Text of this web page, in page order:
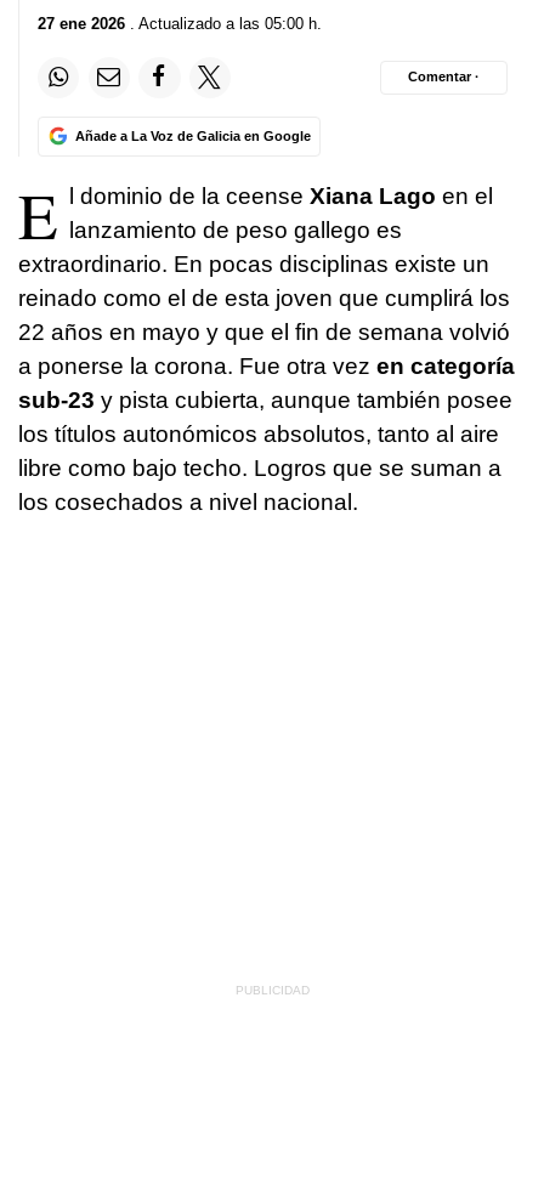
27 ene 2026 . Actualizado a las 05:00 h.
Añade a La Voz de Galicia en Google
Comentar ·
E l dominio de la ceense Xiana Lago en el
lanzamiento de peso gallego es
extraordinario. En pocas disciplinas existe un
reinado como el de esta joven que cumplirá los
22 años en mayo y que el fin de semana volvió
a ponerse la corona. Fue otra vez en categoría
sub-23 y pista cubierta, aunque también posee
los títulos autonómicos absolutos, tanto al aire
libre como bajo techo. Logros que se suman a
los cosechados a nivel nacional.